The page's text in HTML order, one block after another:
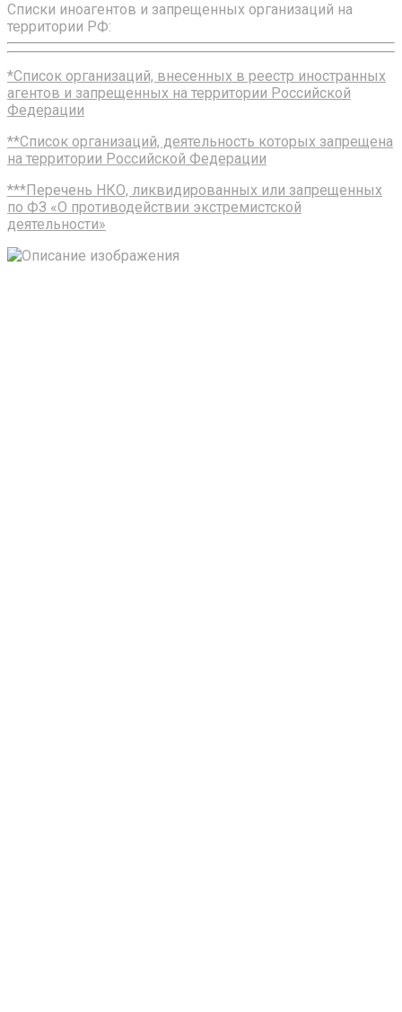
Списки иноагентов и запрещенных организаций на
территории РФ:
*Список организаций, внесенных в реестр иностранных
агентов и запрещенных на территории Российской
Федерации
**Список организаций, деятельность которых запрещена
на территории Российской Федерации
***Перечень НКО, ликвидированных или запрещенных
по ФЗ «О противодействии экстремистской
деятельности»